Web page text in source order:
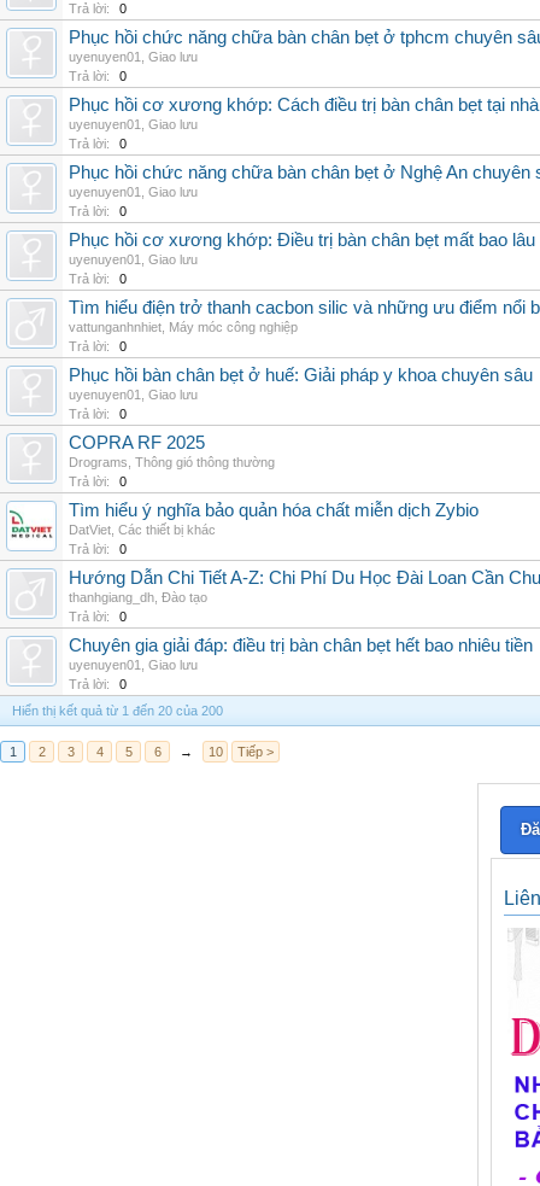
Trả lời:
0
Phục hồi chức năng chữa bàn chân bẹt ở tphcm chuyên
uyenuyen01
Giao lưu
Trả lời:
0
Phục hồi cơ xương khớp: Cách điều trị bàn chân bẹt tại
uyenuyen01
Giao lưu
Trả lời:
0
Phục hồi chức năng chữa bàn chân bẹt ở Nghệ An chuyên
uyenuyen01
Giao lưu
Trả lời:
0
Phục hồi cơ xương khớp: Điều trị bàn chân bẹt mất bao lâu
uyenuyen01
Giao lưu
Trả lời:
0
Tìm hiểu điện trở thanh cacbon silic và những ưu điểm nổi
vattunganhnhiet Máy móc công nghiệp
Trả lời:
0
Phục hồi bàn chân bẹt ở huế: Giải pháp y khoa chuyên sâu
uyenuyen01
Giao lưu
Trả lời:
0
COPRA RF 2025
Drograms Thông gió thông thường
Trả lời:
0
Tìm hiểu ý nghĩa bảo quản hóa chất miễn dịch Zybio
DatViet Các thiết bị khác
Trả lời:
0
Hướng Dẫn Chi Tiết A-Z: Chi Phí Du Học Đài Loan Cần
thanhgiang_dh Đào tạo
Trả lời:
0
Chuyên gia giải đáp: điều trị bàn chân bẹt hết bao nhiêu tiền
uyenuyen01
Giao lưu
Trả lời:
0
Hiển thị kết quả từ 1 đến 20 của 200
1 2 3 4 5 6 → 10 Tiếp >